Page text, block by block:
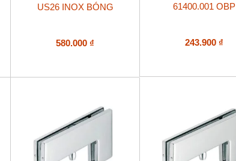
US26 INOX BÓNG
580.000 ₫
61400.001 OBP
243.900 ₫